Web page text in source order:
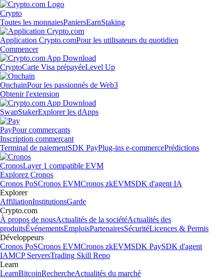
Crypto
Toutes les monnaiesPaniersEarnStaking
Application Crypto.comPour les utilisateurs du quotidien
Commencer
CryptoCarte Visa prépayéeLevel Up
OnchainPour les passionnés de Web3
Obtenir l'extension
SwapStakerExplorer les dApps
PayPour commerçants
Inscription commerçant
Terminal de paiementSDK PayPlug-ins e-commercePrédictions
CronosLayer 1 compatible EVM
Explorez Cronos
Cronos PoSCronos EVMCronos zkEVMSDK d'agent IA
Explorer
AffiliationInstitutionsGarde
Crypto.com
À propos de nousActualités de la sociétéActualités des
produitsÉvénementsEmploisPartenairesSécuritéLicences & Permis
Développeurs
Cronos PoSCronos EVMCronos zkEVMSDK PaySDK d'agent
IAMCP ServersTrading Skill Repo
Learn
LearnBitcoinRechercheActualités du marché